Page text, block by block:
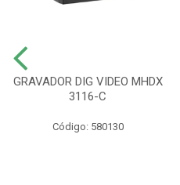
GRAVADOR DIG VIDEO MHDX
3116-C
Código: 580130